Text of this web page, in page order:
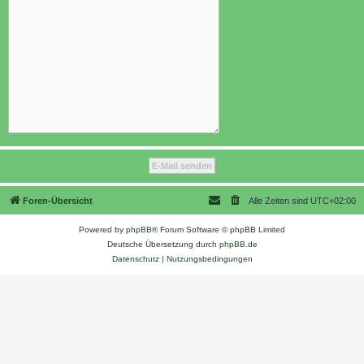
Foren-Übersicht Alle Zeiten sind UTC+02:00
Powered by phpBB® Forum Software © phpBB Limited
Deutsche Übersetzung durch phpBB.de
Datenschutz| Nutzungsbedingungen